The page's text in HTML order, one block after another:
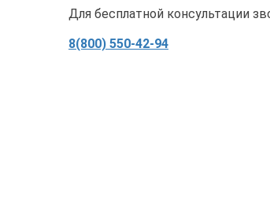
Для бесплатной консультации
8(800) 550-42-94